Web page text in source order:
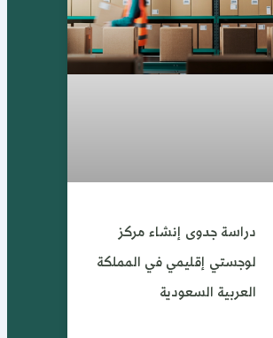
دراسة جدوى إنشاء مركز
لوجستي إقليمي في المملكة
العربية السعودية